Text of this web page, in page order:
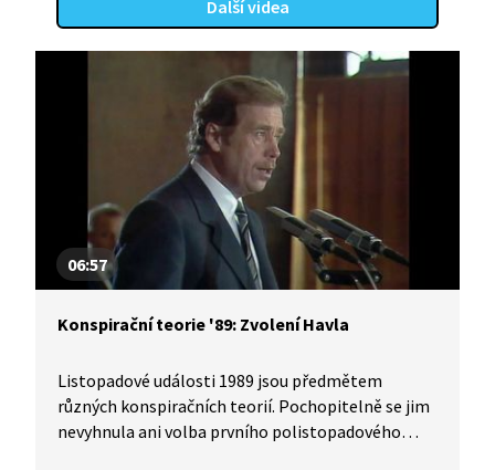
bez lidských obětí. Video je součástí vzdělávací
Havla, která mapuje klíčové momenty přerodu
totalitního Československa v demokratický stát.
Další videa
06:57
Konspirační teorie '89: Zvolení Havla
Listopadové události 1989 jsou předmětem
různých konspiračních teorií. Pochopitelně se jim
nevyhnula ani volba prvního polistopadového